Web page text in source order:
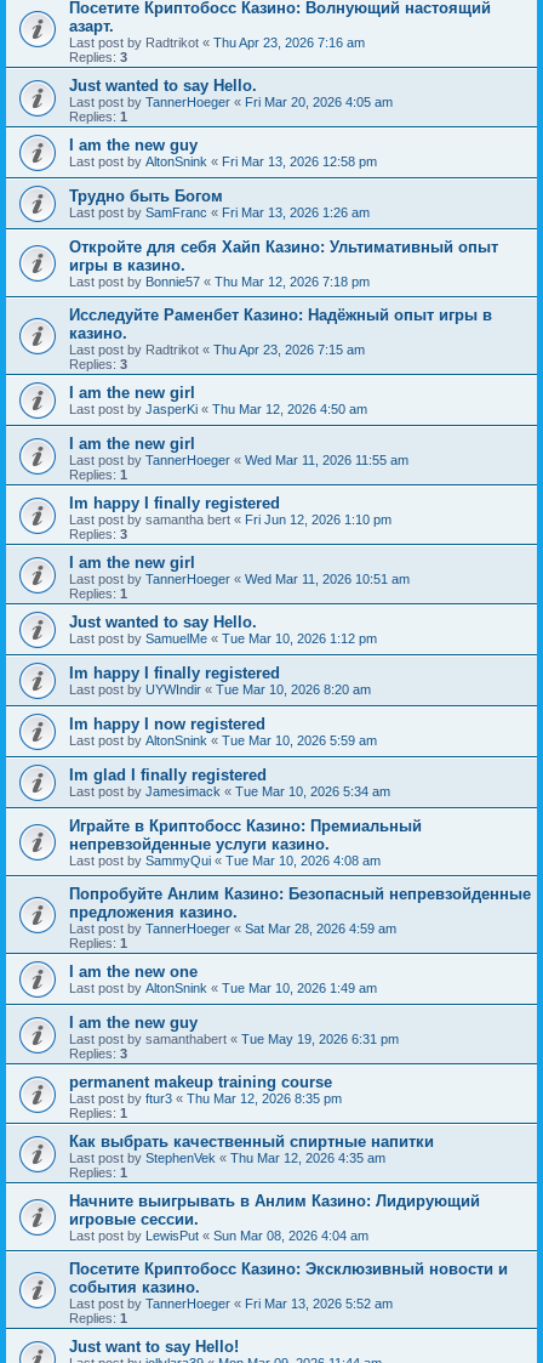
Посетите Криптобосс Казино: Волнующий настоящий
азарт.
Last post by Radtrikot « Thu Apr 23, 2026 7:16 am
Replies: 3
Just wanted to say Hello.
Last post by TannerHoeger « Fri Mar 20, 2026 4:05 am
Replies: 1
I am the new guy
Last post by AltonSnink « Fri Mar 13, 2026 12:58 pm
Трудно быть Богом
Last post by SamFranc « Fri Mar 13, 2026 1:26 am
Откройте для себя Хайп Казино: Ультимативный опыт
игры в казино.
Last post by Bonnie57 « Thu Mar 12, 2026 7:18 pm
Исследуйте Раменбет Казино: Надёжный опыт игры в
казино.
Last post by Radtrikot « Thu Apr 23, 2026 7:15 am
Replies: 3
I am the new girl
Last post by JasperKi « Thu Mar 12, 2026 4:50 am
I am the new girl
Last post by TannerHoeger « Wed Mar 11, 2026 11:55 am
Replies: 1
Im happy I finally registered
Last post by samantha bert « Fri Jun 12, 2026 1:10 pm
Replies: 3
I am the new girl
Last post by TannerHoeger « Wed Mar 11, 2026 10:51 am
Replies: 1
Just wanted to say Hello.
Last post by SamuelMe « Tue Mar 10, 2026 1:12 pm
Im happy I finally registered
Last post by UYWIndir « Tue Mar 10, 2026 8:20 am
Im happy I now registered
Last post by AltonSnink « Tue Mar 10, 2026 5:59 am
Im glad I finally registered
Last post by Jamesimack « Tue Mar 10, 2026 5:34 am
Играйте в Криптобосс Казино: Премиальный
непревзойденные услуги казино.
Last post by SammyQui « Tue Mar 10, 2026 4:08 am
Попробуйте Анлим Казино: Безопасный непревзойденные
предложения казино.
Last post by TannerHoeger « Sat Mar 28, 2026 4:59 am
Replies: 1
I am the new one
Last post by AltonSnink « Tue Mar 10, 2026 1:49 am
I am the new guy
Last post by samanthabert « Tue May 19, 2026 6:31 pm
Replies: 3
permanent makeup training course
Last post by ftur3 « Thu Mar 12, 2026 8:35 pm
Replies: 1
Как выбрать качественный спиртные напитки
Last post by StephenVek « Thu Mar 12, 2026 4:35 am
Replies: 1
Начните выигрывать в Анлим Казино: Лидирующий
игровые сессии.
Last post by LewisPut « Sun Mar 08, 2026 4:04 am
Посетите Криптобосс Казино: Эксклюзивный новости и
события казино.
Last post by TannerHoeger « Fri Mar 13, 2026 5:52 am
Replies: 1
Just want to say Hello!